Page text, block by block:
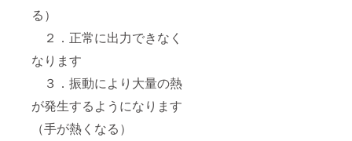
る）
２．正常に出力できなく
なります
３．振動により大量の熱
が発生するようになります
（手が熱くなる）